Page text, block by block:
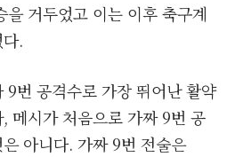
을 거두었고 이는 이후 축구계
.
9번 공격수로 가장 뛰어난 활약
메시가 처음으로 가짜 9번 공
아니다. 가짜 9번 전술은